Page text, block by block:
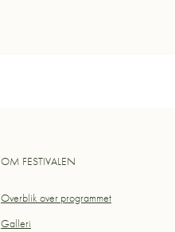
OM FESTIVALEN
Overblik over programmet
Galleri